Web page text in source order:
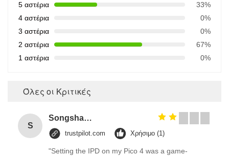
Αφήστε ένα
5 αστέρια
33%
4 αστέρια
0%
3 αστέρια
0%
2 αστέρια
67%
1 αστέρια
0%
Όλες οι Κριτικές
S
Songshang
trustpilot.com Χρήσιμο (1)
"Setting the IPD on my Pico 4 was a game-